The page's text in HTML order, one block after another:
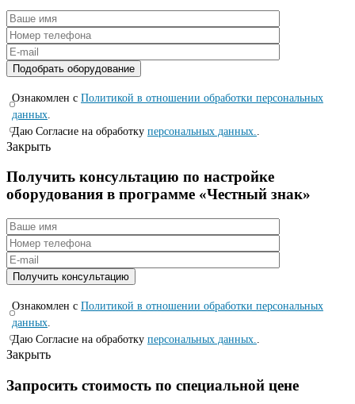
Ознакомлен с Политикой в отношении обработки персональных
данных
Даю Согласие на обработку персональных данных.
Закрыть
Получить консультацию по настройке
оборудования в программе «Честный знак»
Ознакомлен с Политикой в отношении обработки персональных
данных.
Даю Согласие на обработку персональных данных..
Закрыть
Запросить стоимость по специальной цене